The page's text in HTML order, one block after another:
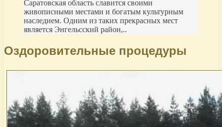
Саратовская область славится своими
живописными местами и богатым культурным
наследием. Одним из таких прекрасных мест
является Энгельсский район,..
Оздоровительные процедуры